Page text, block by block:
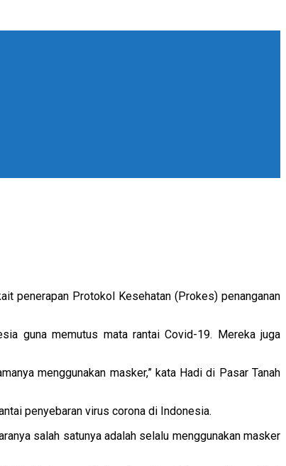
penerapan Protokol Kesehatan (Prokes) penanganan
guna memutus mata rantai Covid-19. Mereka juga
menggunakan masker,” kata Hadi di Pasar Tanah
penyebaran virus corona di Indonesia.
salah satunya adalah selalu menggunakan masker